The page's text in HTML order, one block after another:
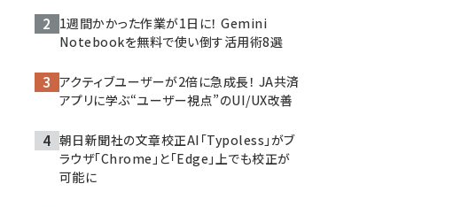
1週間かかった作業が1日に！ Gemini
Notebookを無料で使い倒す活用術8選
アクティブユーザーが2倍に急成長！ JA共済
アプリに学ぶ“ユーザー視点”のUI/UX改善
朝日新聞社の文章校正AI「Typoless」がブ
ラウザ「Chrome」と「Edge」上でも校正が
可能に